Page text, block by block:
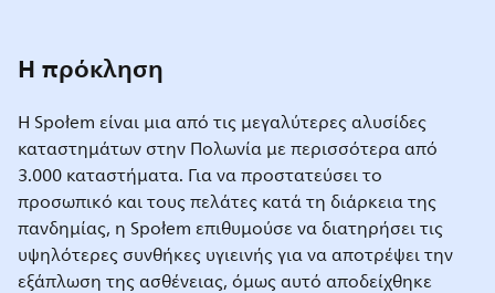
Η πρόκληση
Η Społem είναι μια από τις μεγαλύτερες αλυσίδες
καταστημάτων στην Πολωνία με περισσότερα από
3.000 καταστήματα. Για να προστατεύσει το
προσωπικό και τους πελάτες κατά τη διάρκεια της
πανδημίας, η Społem επιθυμούσε να διατηρήσει τις
υψηλότερες συνθήκες υγιεινής για να αποτρέψει την
εξάπλωση της ασθένειας, όμως αυτό αποδείχθηκε